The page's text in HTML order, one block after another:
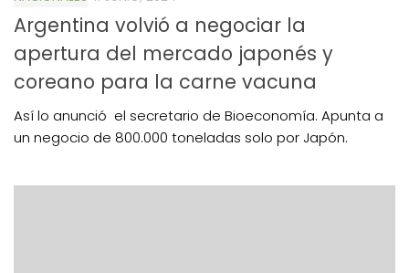
Argentina volvió a negociar la
apertura del mercado japonés y
coreano para la carne vacuna
Así lo anunció el secretario de Bioeconomía. Apunta a
un negocio de 800.000 toneladas solo por Japón.